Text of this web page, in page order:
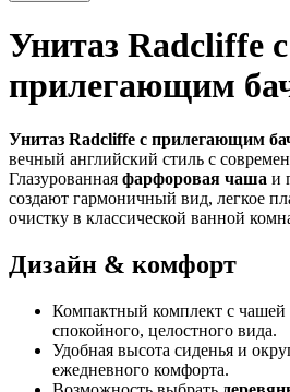
Унитаз Radcliffe с
прилегающим
Унитаз Radcliffe с прилегающим
вечный английский стиль с
Глазурованная фарфоровая чаша и
создают гармоничный вид, легкое
очистку в классической ванной
Дизайн & комфорт
Компактный комплект с чашей
спокойного, целостного вида.
Удобная высота сиденья и
ежедневного комфорта.